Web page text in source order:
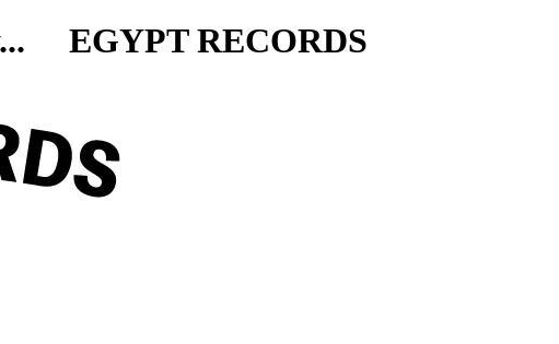
EGYPT RECORDS